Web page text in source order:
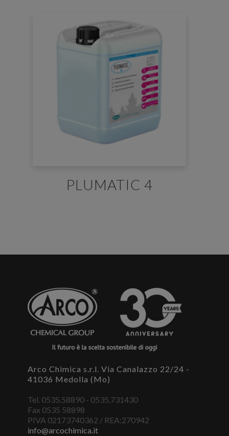
PLUMATIC 4
Arco Chimica s.r.l. Via Canalazzo 22/24 -
41036 Medolla (Mo)
Tel. 0535.58890 - 0535.731430
Fax 0535 58898
PIVA 02173740362 / REA:270942
info@arcochimica.it
Per scaricare le schede di sicurezza e le schede tecniche è
necessario accedere al portale. Se ancora non hai un
account puoi effettuare la registrazione del tuo profilo e
ottenere le credenziali di accesso.